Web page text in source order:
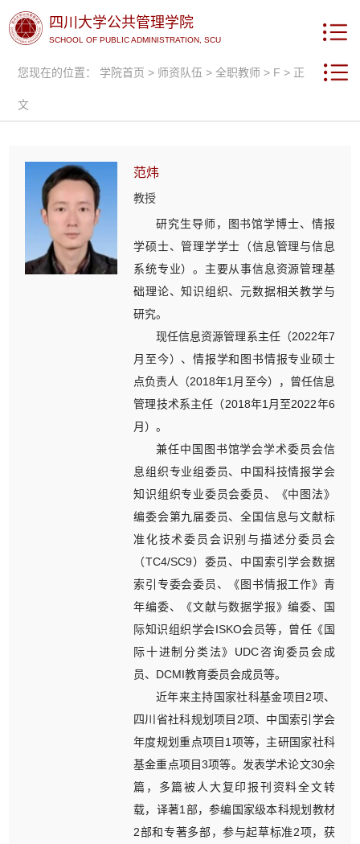
四川大学公共管理学院
SCHOOL OF PUBLIC ADMINISTRATION, SCU
您现在的位置： 学院首页 > 师资队伍 >全职教师 > F > 正
文
范炜
教授
研究生导师，图书馆学博士、情报
学硕士、管理学学士（信息管理与信息
系统专业）。主要从事信息资源管理基
础理论、知识组织、元数据相关教学与
研究。
现任信息资源管理系主任（2022年7
月至今）、情报学和图书情报专业硕士
点负责人（2018年1月至今），曾任信息
管理技术系主任（2018年1月至2022年6
月）。
兼任中国图书馆学会学术委员会信
息组织专业组委员、中国科技情报学会
知识组织专业委员会委员、《中图法》
编委会第九届委员、全国信息与文献标
准化技术委员会识别与描述分委员会
（TC4/SC9）委员、中国索引学会数据
索引专委会委员、《图书情报工作》青
年编委、《文献与数据学报》编委、国
际知识组织学会ISKO会员等，曾任《国
际十进制分类法》UDC咨询委员会成
员、DCMI教育委员会成员等。
近年来主持国家社科基金项目2项、
四川省社科规划项目2项、中国索引学会
年度规划重点项目1项等，主研国家社科
基金重点项目3项等。发表学术论文30余
篇，多篇被人大复印报刊资料全文转
载，译著1部，参编国家级本科规划教材
2部和专著多部，参与起草标准2项，获